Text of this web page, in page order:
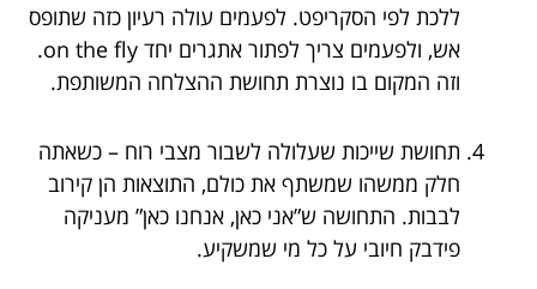
ללכת לפי הסקריפט. לפעמים עולה רעיון כזה שתופס
אש, ולפעמים צריך לפתור אתגרים יחד on the fly.
וזה המקום בו נוצרת תחושת ההצלחה המשותפת.
תחושת שייכות שעלולה לשבור מצבי רוח – כשאתה
חלק ממשהו שמשתף את כולם, התוצאות הן קירוב
לבבות. התחושה ש”אני כאן, אנחנו כאן” מעניקה
פידבק חיובי על כל מי שמשקיע.